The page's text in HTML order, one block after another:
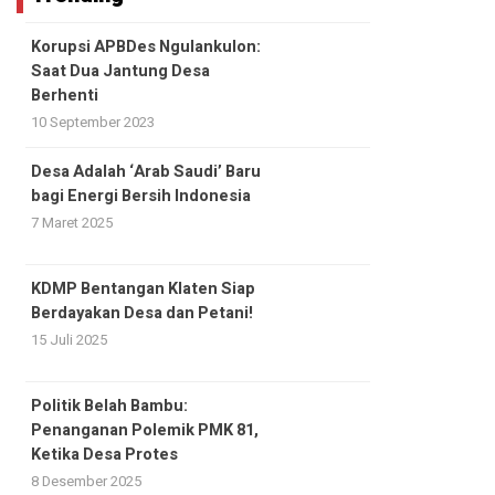
Korupsi APBDes Ngulankulon:
Saat Dua Jantung Desa
Berhenti
10 September 2023
Desa Adalah ‘Arab Saudi’ Baru
bagi Energi Bersih Indonesia
7 Maret 2025
KDMP Bentangan Klaten Siap
Berdayakan Desa dan Petani!
15 Juli 2025
Politik Belah Bambu:
Penanganan Polemik PMK 81,
Ketika Desa Protes
8 Desember 2025